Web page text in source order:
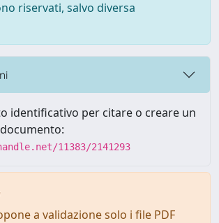
riservati, salvo diversa
identificativo per citare o creare un
11383/2141293
a validazione solo i file PDF